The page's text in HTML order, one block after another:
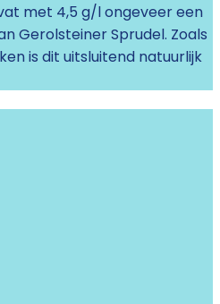
met 4,5 g/l ongeveer een
Gerolsteiner Sprudel. Zoals
is dit uitsluitend natuurlijk